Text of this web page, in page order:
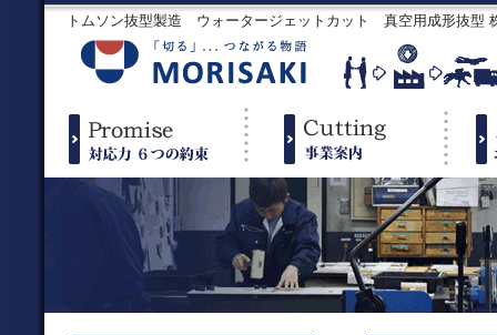
トムソン抜型製造 ウォータージェットカット 真空用成形抜